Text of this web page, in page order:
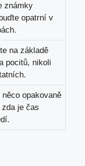
známky
opatrní v
na základě
pocitů, nikoli
opakovaně
je čas